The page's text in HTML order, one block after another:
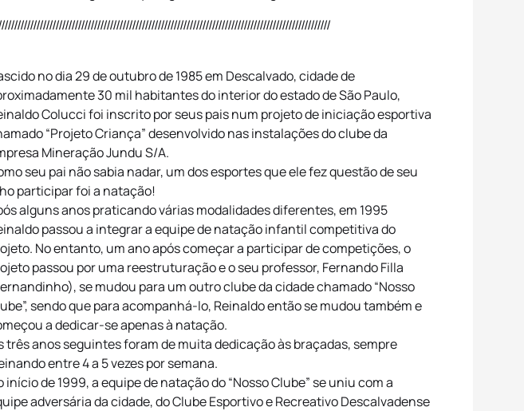
no dia 29 de outubro de 1985 em Descalvado, cidade de
30 mil habitantes do interior do estado de São Paulo,
Colucci foi inscrito por seus pais num projeto de iniciação esportiva
“Projeto Criança” desenvolvido nas instalações do clube da
Mineração Jundu S/A.
seu pai não sabia nadar, um dos esportes que ele fez questão de seu
participar foi a natação!
alguns anos praticando várias modalidades diferentes, em 1995
passou a integrar a equipe de natação infantil competitiva do
No entanto, um ano após começar a participar de competições, o
passou por uma reestruturação e o seu professor, Fernando Filla
se mudou para um outro clube da cidade chamado “Nosso
sendo que para acompanhá-lo, Reinaldo então se mudou também e
a dedicar-se apenas à natação.
três anos seguintes foram de muita dedicação às braçadas, sempre
entre 4 a 5 vezes por semana.
início de 1999, a equipe de natação do “Nosso Clube” se uniu com a
adversária da cidade, do Clube Esportivo e Recreativo Descalvadense